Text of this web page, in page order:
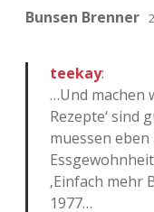
Bunsen Brenner
teekay:
…Und machen
Rezepte‘ sind
muessen
‚Einfach mehr
1977…